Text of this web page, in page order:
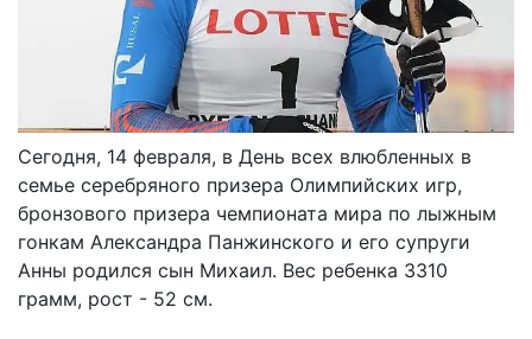
Сегодня, 14 февраля, в День всех влюбленных в
семье серебряного призера Олимпийских игр,
бронзового призера чемпионата мира по лыжным
гонкам Александра Панжинского и его супруги
Анны родился сын Михаил. Вес ребенка 3310
грамм, рост - 52 см.